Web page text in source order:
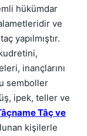
hükümdar
ve
yapılmıştır.
inançlarını
semboller
ipek, teller ve
Tâç ve
kişilerle